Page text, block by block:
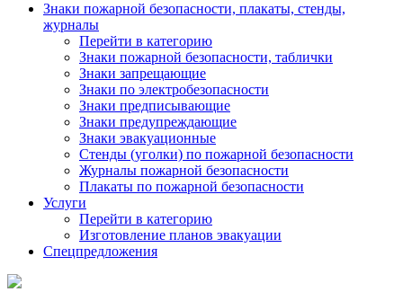
Знаки пожарной безопасности, плакаты, стенды,
журналы
Перейти в категорию
Знаки пожарной безопасности, таблички
Знаки запрещающие
Знаки по электробезопасности
Знаки предписывающие
Знаки предупреждающие
Знаки эвакуационные
Стенды (уголки) по пожарной безопасности
Журналы пожарной безопасности
Плакаты по пожарной безопасности
Услуги
Перейти в категорию
Изготовление планов эвакуации
Спецпредложения